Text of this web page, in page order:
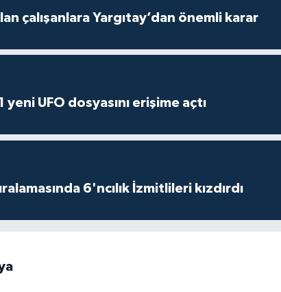
çalışanlara Yargıtay’dan önemli karar
yeni UFO dosyasını erişime açtı
6'ncılık İzmitlileri kızdırdı